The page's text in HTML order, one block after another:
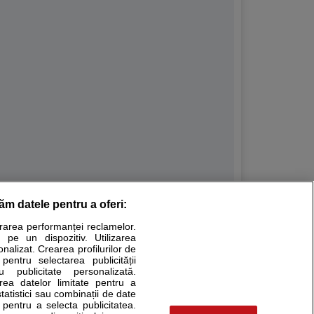
Ele nu pot substitui consultul medical direct si
fie medicul Dvs., fie unul dintre medicii pe care
datele pentru a oferi:
performanței reclamelor.
pe un dispozitiv. Utilizarea
Crearea profilurilor de
selectarea publicității
publicitate personalizată.
datelor limitate pentru a
sau combinații de date
a selecta publicitatea.